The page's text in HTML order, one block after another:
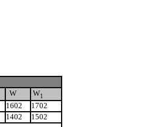
W W1
1602
1702
1402 1502